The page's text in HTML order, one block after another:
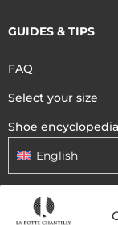
GUIDES & TIPS
FAQ
Select your size
Shoe encyclopedia
English
DELIVERY